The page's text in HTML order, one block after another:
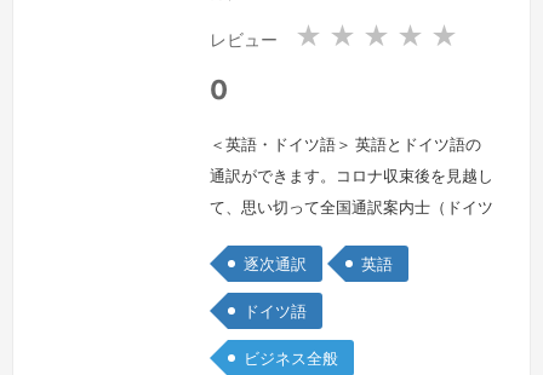
レビュー ★ ★ ★ ★ ★
0
＜英語・ドイツ語＞ 英語とドイツ語の
通訳ができます。コロナ収束後を見越し
て、思い切って全国通訳案内士（ドイツ
般及び観光が得意分野です。I am an
interpreter of English, German and
Japanese.My strong point is business
in general and sightseeing.Ich bin …
逐次通訳 英語
ドイツ語
ビジネス全般